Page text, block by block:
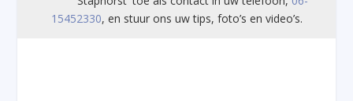
15452330, en stuur ons uw tips, foto’s en video’s.